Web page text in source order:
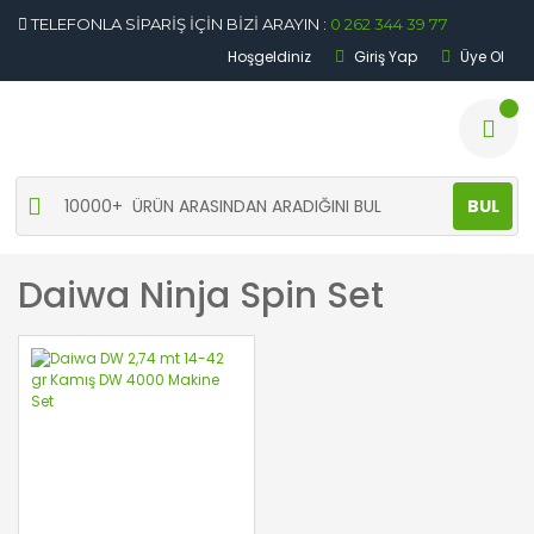
TELEFONLA SİPARİŞ İÇİN BİZİ ARAYIN : 0 262 344 39 77
Hoşgeldiniz Giriş Yap Üye Ol
BUL
Daiwa Ninja Spin Set